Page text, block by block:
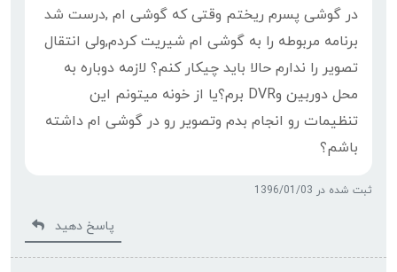
در گوشی پسرم ریختم وقتی که گوشی ام ,درست شد
برنامه مربوطه را به گوشی ام شیریت کردم,ولی انتقال
تصویر را ندارم حالا باید چیکار کنم؟ لازمه دوباره به
محل دوربین وDVR برم؟یا از خونه میتونم این
تنظیمات رو انجام بدم وتصویر رو در گوشی ام داشته
باشم؟
ثبت شده در 1396/01/03
پاسخ دهید